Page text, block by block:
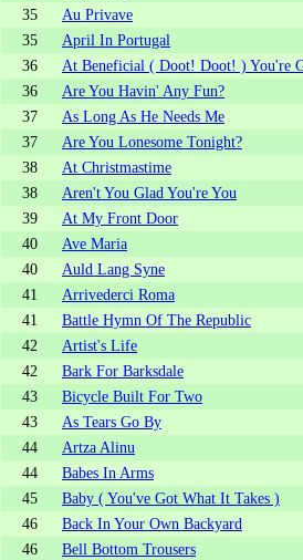
35
Au Privave
35
April In Portugal
36
At Beneficial ( Doot! Doot! ) You're
36
Are You Havin' Any Fun?
37
As Long As He Needs Me
37
Are You Lonesome Tonight?
38
At Christmastime
38
Aren't You Glad You're You
39
At My Front Door
40
Ave Maria
40
Auld Lang Syne
41
Arrivederci Roma
41
Battle Hymn Of The Republic
42
Artist's Life
42
Bark For Barksdale
43
Bicycle Built For Two
43
As Tears Go By
44
Artza Alinu
44
Babes In Arms
45
Baby ( You've Got What It Takes )
46
Back In Your Own Backyard
46
Bell Bottom Trousers